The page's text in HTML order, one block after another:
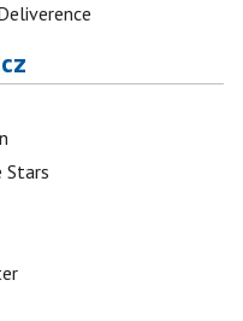
Stars